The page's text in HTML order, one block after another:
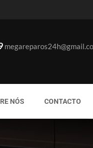
NÓS CONTACTO